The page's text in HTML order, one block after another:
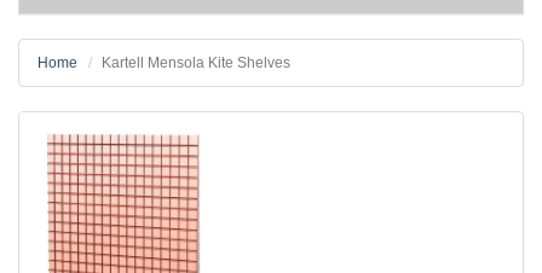
Home Kartell Mensola Kite Shelves